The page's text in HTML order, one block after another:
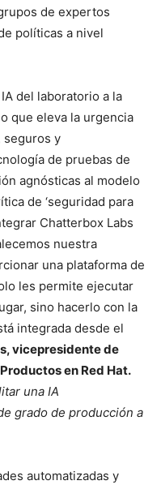
de expertos
políticas a nivel
del laboratorio a la
que eleva la urgencia
seguros y
de pruebas de
agnósticas al modelo
de ‘seguridad para
Chatterbox Labs
nuestra
una plataforma de
les permite ejecutar
sino hacerlo con la
integrada desde el
vicepresidente de
en Red Hat.
una IA
grado de producción a
automatizadas y